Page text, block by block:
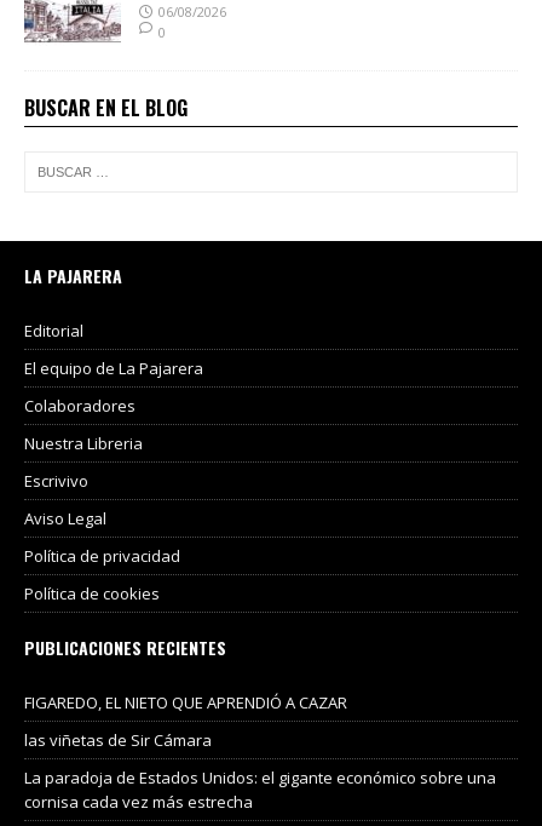
06/08/2026
0
BUSCAR EN EL BLOG
LA PAJARERA
Editorial
El equipo de La Pajarera
Colaboradores
Nuestra Libreria
Escrivivo
Aviso Legal
Política de privacidad
Política de cookies
PUBLICACIONES RECIENTES
FIGAREDO, EL NIETO QUE APRENDIÓ A CAZAR
las viñetas de Sir Cámara
La paradoja de Estados Unidos: el gigante económico sobre una
cornisa cada vez más estrecha